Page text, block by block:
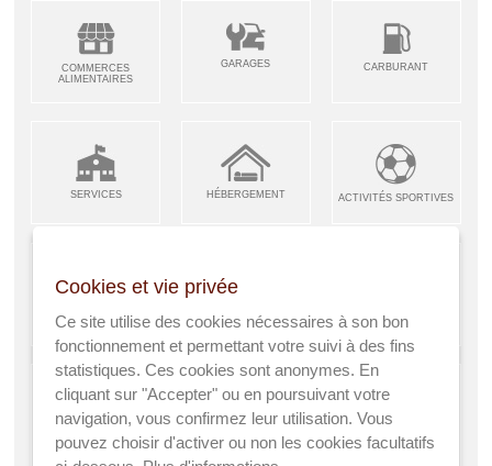
COMMERCES
ALIMENTAIRES
GARAGES CARBURANT
SERVICES HÉBERGEMENT ACTIVITÉS SPORTIVES
ARTISANS &
INDUSTRIES
RESTAURANTS CAFÉS ENFANCE JEUNESSE
A VISITER SANTÉ AGRICULTEURS
Cookies et vie privée
Ce site utilise des cookies nécessaires à son bon
fonctionnement et permettant votre suivi à des fins
statistiques. Ces cookies sont anonymes. En
cliquant sur "Accepter" ou en poursuivant votre
navigation, vous confirmez leur utilisation. Vous
pouvez choisir d'activer ou non les cookies facultatifs